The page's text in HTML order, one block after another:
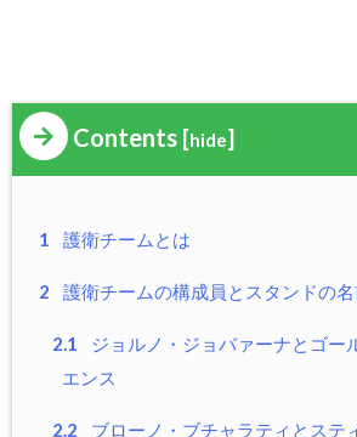
Contents [hide]
1 護衛チームとは
2 護衛チームの構成員とスタンドの
2.1
ジョルノ・ジョバァーナとゴー
エンス
2.2
ブローノ・ブチャラティとステ